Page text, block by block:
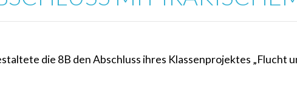
die 8B den Abschluss ihres Klassenprojektes „Flucht